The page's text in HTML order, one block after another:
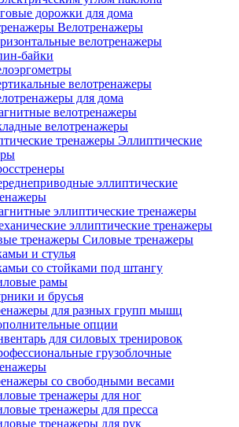
дорожки для дома
Велотренажеры
велотренажеры
байки
велотренажеры
для дома
велотренажеры
велотренажеры
Эллиптические
эллиптические
эллиптические тренажеры
эллиптические тренажеры
Силовые тренажеры
и стулья
со стойками под штангу
рамы
и брусья
для разных групп мышц
опции
для силовых тренировок
грузоблочные
со свободными весами
тренажеры для ног
тренажеры для пресса
тренажеры для рук